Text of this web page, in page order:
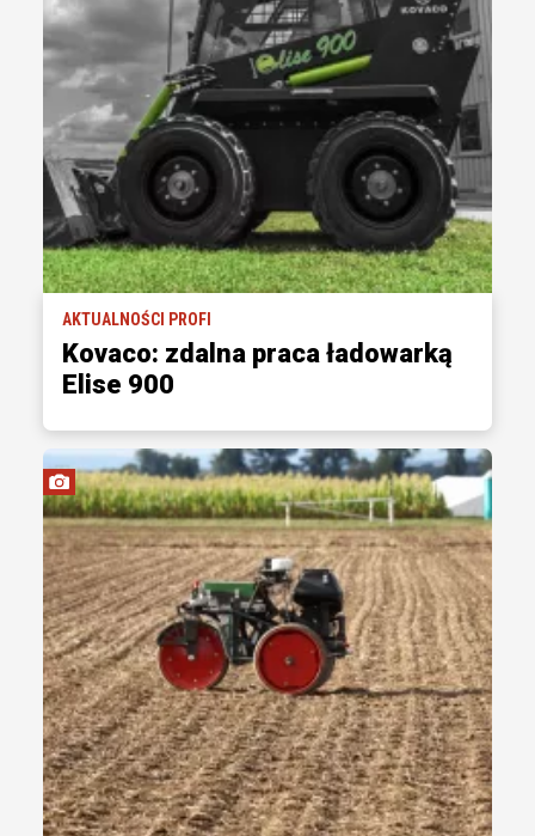
AKTUALNOŚCI PROFI
Kovaco: zdalna praca ładowarką
Elise 900